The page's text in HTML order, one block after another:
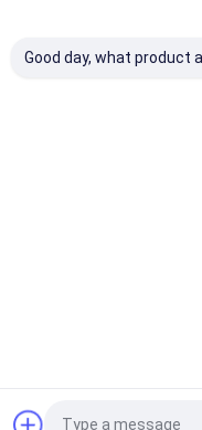
Good day, what product